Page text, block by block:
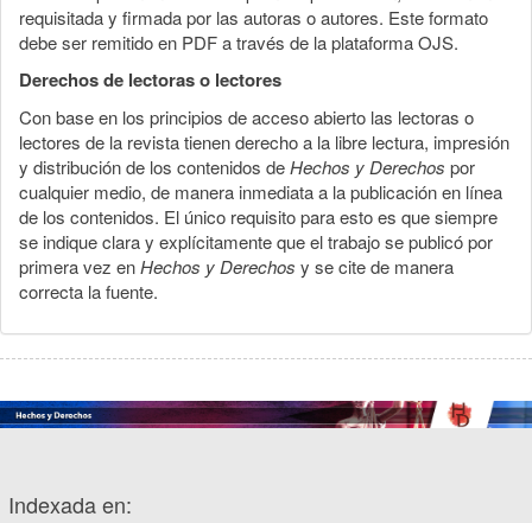
requisitada y firmada por las autoras o autores. Este formato
debe ser remitido en PDF a través de la plataforma OJS.
Derechos de lectoras o lectores
Con base en los principios de acceso abierto las lectoras o
lectores de la revista tienen derecho a la libre lectura, impresión
y distribución de los contenidos deHechos y Derechos por
cualquier medio, de manera inmediata a la publicación en línea
de los contenidos. El único requisito para esto es que siempre
se indique clara y explícitamente que el trabajo se publicó por
primera vez enHechos y Derechos y se cite de manera
correcta la fuente.
Indexada en: